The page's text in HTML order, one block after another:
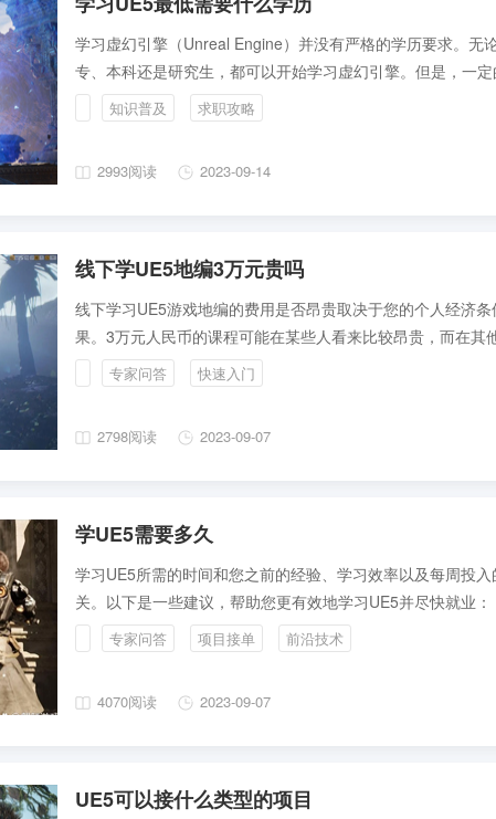
学习虚幻引擎（Unreal Engine）并没有严格的学历要求。无
专、本科还是研究生，都可以开始学习虚幻引擎。但是，一
编程基础对于学习虚幻引擎会有很大帮助。
知识普及 求职攻略
2993阅读 2023-09-14
线下学UE5地编3万元贵吗
线下学习UE5游戏地编的费用是否昂贵取决于您的个人经济
果。3万元人民币的课程可能在某些人看来比较昂贵，而在其
投资。在决定是否参加这个课程之前，请务必进行以下考虑：
专家问答 快速入门
2798阅读 2023-09-07
学UE5需要多久
学习UE5所需的时间和您之前的经验、学习效率以及每周投
关。以下是一些建议，帮助您更有效地学习UE5并尽快就业：
专家问答 项目接单 前沿技术
4070阅读 2023-09-07
UE5可以接什么类型的项目